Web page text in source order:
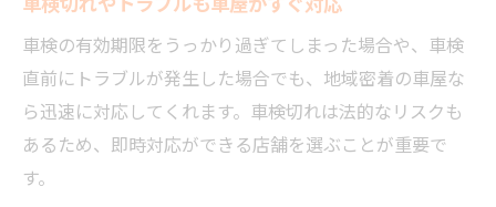
車検の有効期限をうっかり過ぎてしまった場合や、車検
直前にトラブルが発生した場合でも、地域密着の車屋な
ら迅速に対応してくれます。車検切れは法的なリスクも
あるため、即時対応ができる店舗を選ぶことが重要で
す。